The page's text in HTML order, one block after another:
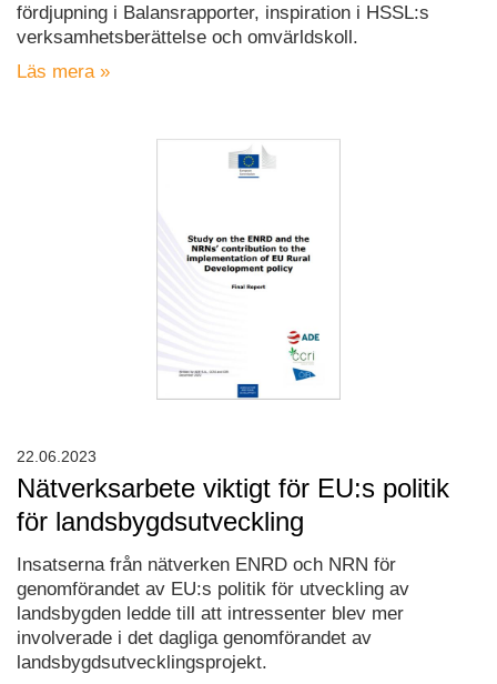
fördjupning i Balansrapporter, inspiration i HSSL:s
verksamhetsberättelse och omvärldskoll.
Läs mera »
Nätverksarbete viktigt för EU:s politik
för landsbygdsutveckling
Insatserna från nätverken ENRD och NRN för
genomförandet av EU:s politik för utveckling av
landsbygden ledde till att intressenter blev mer
involverade i det dagliga genomförandet av
landsbygdsutvecklingsprojekt.
22.06.2023